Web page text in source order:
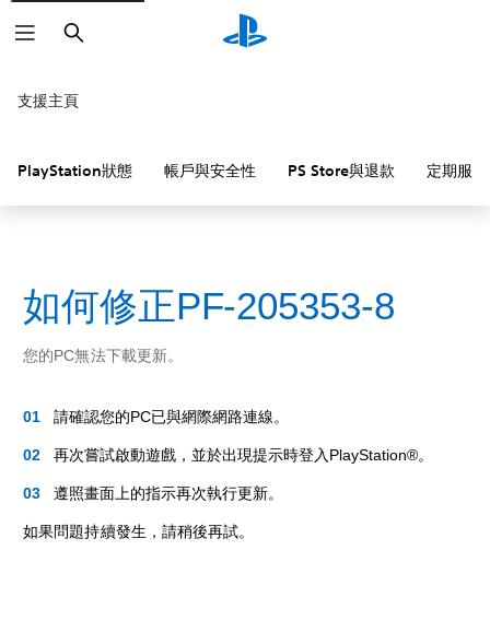
搜
尋
支援主頁
PlayStation狀態 帳戶與安全性 PS Store與退款 定期服務
如何修正PF-205353-8
您的PC無法下載更新。
請確認您的PC已與網際網路連線。
再次嘗試啟動遊戲，並於出現提示時登入PlayStation®。
遵照畫面上的指示再次執行更新。
如果問題持續發生，請稍後再試。